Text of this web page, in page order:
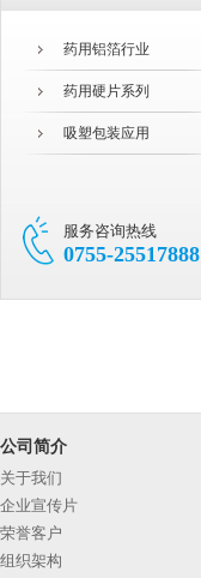
药用铝箔行业
药用硬片系列
吸塑包装应用
服务咨询热线
0755-25517888
公司简介
关于我们
企业宣传片
荣誉客户
组织架构